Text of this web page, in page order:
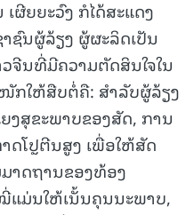
ຜີຍຍະວົງ ກໍໄດ້ສະແດງ
ຊົນຜູ້ລ້ຽງ ຜູ້ຜະລິດເປັນ
ຈີນທີ່ມີຄວາມຕັດສິນໃຈໃນ
ກໃຫ້ສືບຕໍ່ຄື: ສໍາລັບຜູ້ລ້ຽງ
ຍງສຸຂະພາບຂອງສັດ, ການ
ໂປຼຕີນສູງ ເພື່ອໃຫ້ສັດ
າດຖານຂອງທ້ອງ
ແມ່ນໃຫ້ເນັ້ນຄຸນນະພາບ,